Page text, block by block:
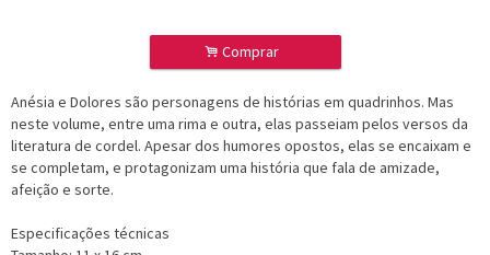
. Comprar
Anésia e Dolores são personagens de histórias em quadrinhos. Mas
neste volume, entre uma rima e outra, elas passeiam pelos versos da
literatura de cordel. Apesar dos humores opostos, elas se encaixam e
se completam, e protagonizam uma história que fala de amizade,
afeição e sorte.
Especificações técnicas